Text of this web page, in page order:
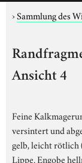
›Sammlung des
Ansicht 4
Feine
versintert und
gelb, leicht rötlich
Lippe. Engobe